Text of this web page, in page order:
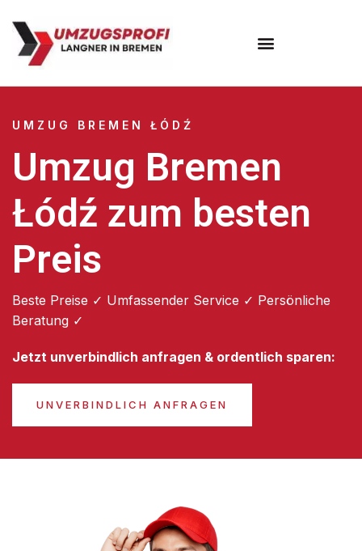
UMZUG BREMEN ŁÓDŹ
Umzug Bremen
Łódź zum besten
Preis
Beste Preise ✓ Umfassender Service ✓ Persönliche
Beratung ✓
Jetzt unverbindlich anfragen & ordentlich sparen:
UNVERBINDLICH ANFRAGEN